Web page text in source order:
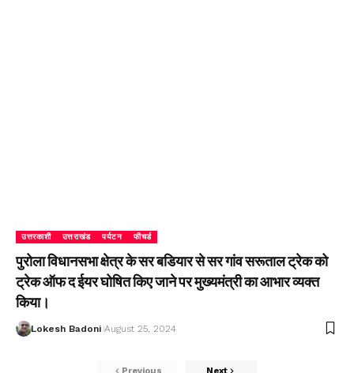
उत्तरकाशी उत्तराखंड पर्यटन फीचर्ड
पुरोला विधानसभा क्षेत्र के सर बडियार से सर गांव सरूताल ट्रेक को
ट्रेक ऑफ द ईयर घोषित किए जाने पर मुख्यमंत्री का आभार व्यक्त
किया।
Lokesh Badoni August 25, 2024